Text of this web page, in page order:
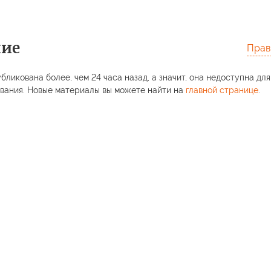
более, чем 24 часа назад, а значит, она недоступна для
Новые материалы вы можете найти на главной странице.